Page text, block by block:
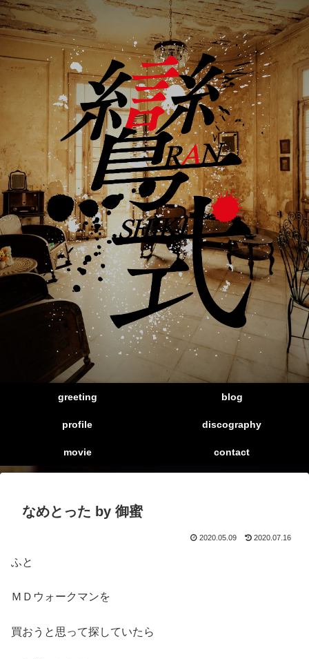
greeting blog
profile discography
movie contact
なめとった by 御蜜
2020.05.09 2020.07.16
ふと
ＭＤウォークマンを
買おうと思って探していたら